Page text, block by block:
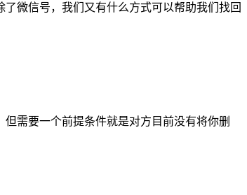
微信号，我们又有什么方式可以帮助我们找回
需要一个前提条件就是对方目前没有将你删